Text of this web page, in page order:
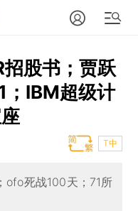
股书；贾跃
；IBM超级计
T中
ofo死战100天；71所